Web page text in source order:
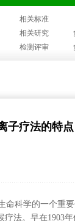
相关标准
相关研究
检测评审
子疗法的特点
科学的一个重
法。早在1903